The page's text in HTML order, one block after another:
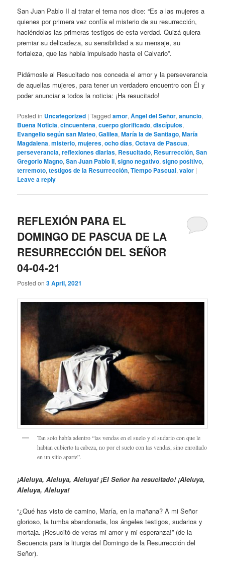
San Juan Pablo II al tratar el tema nos dice: “Es a las mujeres a
quienes por primera vez confía el misterio de su resurrección,
haciéndolas las primeras testigos de esta verdad. Quizá quiera
premiar su delicadeza, su sensibilidad a su mensaje, su
fortaleza, que las había impulsado hasta el Calvario”.
Pidámosle al Resucitado nos conceda el amor y la perseverancia
de aquellas mujeres, para tener un verdadero encuentro con Él y
poder anunciar a todos la noticia: ¡Ha resucitado!
Posted in Uncategorized |Tagged amor,Ángel del Señor,anuncio,
Buena Noticia,cincuentena,cuerpo glorificado,discípulos,
Evangelio según san Mateo,Galilea,María la de Santiago,María
Magdalena,misterio,mujeres,ocho días,Octava de Pascua,
perseverancia,reflexiones diarias, Resucitado, Resurrección,San
Gregorio Magno,San Juan Pablo II,signo negativo,signo positivo,
terremoto,testigos de la Resurrección,Tiempo Pascual,valor |
Leave a reply
REFLEXIÓN PARA EL
DOMINGO DE PASCUA DE LA
RESURRECCIÓN DEL SEÑOR
04-04-21
Posted on3 April, 2021
Tan solo había adentro “las vendas en el suelo y el sudario con que le
habían cubierto la cabeza, no por el suelo con las vendas, sino enrollado
en un sitio aparte”.
¡Aleluya, Aleluya, Aleluya! ¡El Señor ha resucitado! ¡Aleluya,
Aleluya, Aleluya!
“¿Qué has visto de camino, María, en la mañana? A mi Señor
glorioso, la tumba abandonada, los ángeles testigos, sudarios y
mortaja. ¡Resucitó de veras mi amor y mi esperanza!” (de la
Secuencia para la liturgia del Domingo de la Resurrección del
Señor).